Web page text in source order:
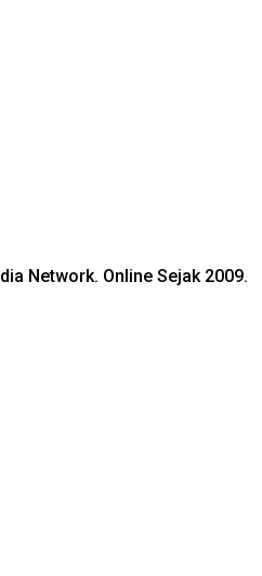
Network. Online Sejak 2009.